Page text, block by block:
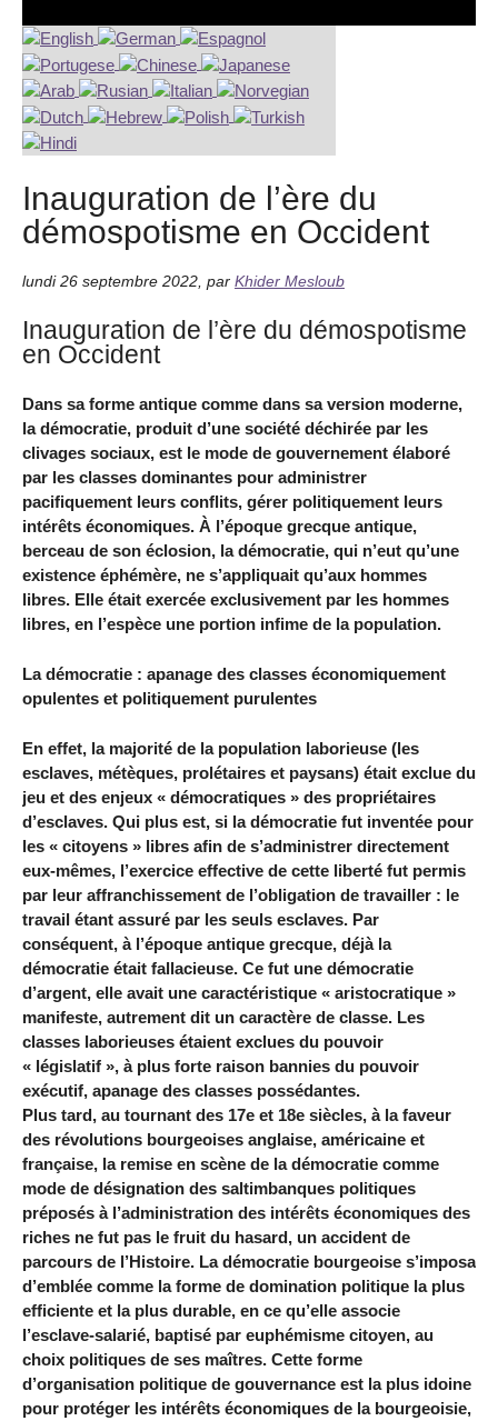
Inauguration de l’ère du
démospotisme en Occident
lundi 26 septembre 2022 par Khider Mesloub
Inauguration de l’ère du démospotisme
en Occident
Dans sa forme antique comme dans sa version moderne,
la démocratie, produit d’une société déchirée par les
clivages sociaux, est le mode de gouvernement élaboré
par les classes dominantes pour administrer
pacifiquement leurs conflits, gérer politiquement leurs
intérêts économiques. À l’époque grecque antique,
berceau de son éclosion, la démocratie, qui n’eut qu’une
existence éphémère, ne s’appliquait qu’aux hommes
libres. Elle était exercée exclusivement par les hommes
libres, en l’espèce une portion infime de la population.
La démocratie : apanage des classes économiquement
opulentes et politiquement purulentes
En effet, la majorité de la population laborieuse (les
esclaves, métèques, prolétaires et paysans) était exclue du
jeu et des enjeux « démocratiques » des propriétaires
d’esclaves. Qui plus est, si la démocratie fut inventée pour
les « citoyens » libres afin de s’administrer directement
eux-mêmes, l’exercice effective de cette liberté fut permis
par leur affranchissement de l’obligation de travailler : le
travail étant assuré par les seuls esclaves. Par
conséquent, à l’époque antique grecque, déjà la
démocratie était fallacieuse. Ce fut une démocratie
d’argent, elle avait une caractéristique « aristocratique »
manifeste, autrement dit un caractère de classe. Les
classes laborieuses étaient exclues du pouvoir
« législatif », à plus forte raison bannies du pouvoir
exécutif, apanage des classes possédantes.
Plus tard, au tournant des 17e et 18e siècles, à la faveur
des révolutions bourgeoises anglaise, américaine et
française, la remise en scène de la démocratie comme
mode de désignation des saltimbanques politiques
préposés à l’administration des intérêts économiques des
riches ne fut pas le fruit du hasard, un accident de
parcours de l’Histoire. La démocratie bourgeoise s’imposa
d’emblée comme la forme de domination politique la plus
efficiente et la plus durable, en ce qu’elle associe
l’esclave-salarié, baptisé par euphémisme citoyen, au
choix politiques de ses maîtres. Cette forme
d’organisation politique de gouvernance est la plus idoine
pour protéger les intérêts économiques de la bourgeoisie,